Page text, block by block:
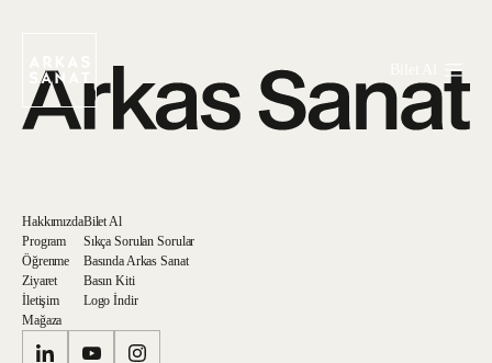
Hakkımızda
Program
Öğrenme
Ziyaret
İletişim
Mağaza
Bilet Al
Sıkça Sorulan Sorular
Basında Arkas Sanat
Basın Kiti
Logo İndir